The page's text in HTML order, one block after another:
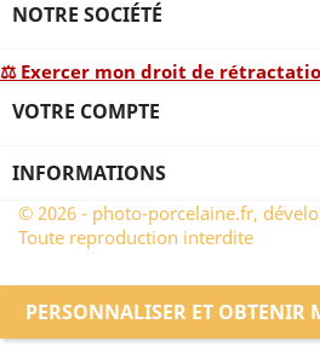
NOTRE SOCIÉTÉ
⚖ Exercer mon droit de
VOTRE COMPTE
INFORMATIONS
© 2026 - photo-porcelaine.fr,
Toute reproduction interdite
PERSONNALISER ET OBTENIR